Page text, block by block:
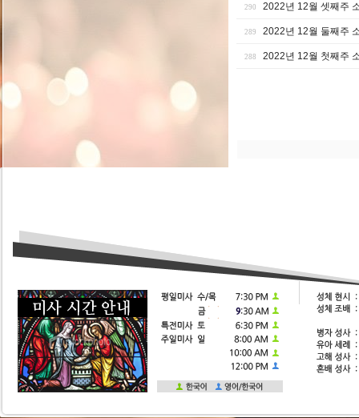
290 2022년 12월 셋째주
289 2022년 12월 둘째주
288 2022년 12월 첫째주